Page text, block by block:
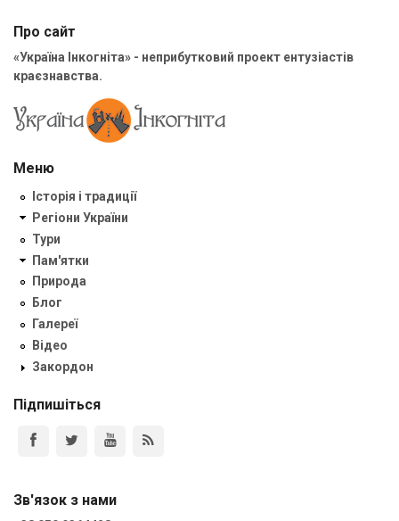
Про сайт
«Україна Інкогніта» - неприбутковий проект ентузіастів
краєзнавства.
Меню
Історія і традиції
Регіони України
Тури
Пам'ятки
Природа
Блог
Галереї
Відео
Закордон
Підпишіться
Зв'язок з нами